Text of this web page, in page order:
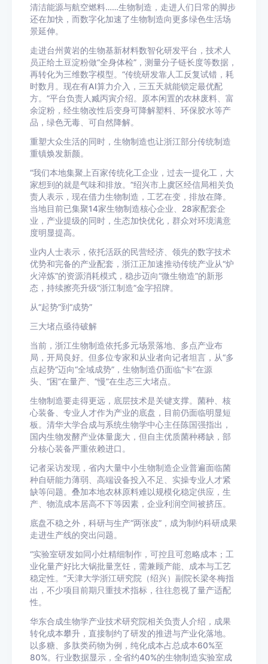
清洁能源与航空燃料……生物制造，走进人们日常的脚步
还在加快，而数字化加速了生物制造向更多绿色生活场
景延伸。
走进台州黄岩的生物基新材料数智化研发平台，技术人
员正给土豆淀粉做“全身体检”，测量分子链长度等数据，
再转化为三维数字模型。“传统研发靠人工反复试错，耗
时数月。现在有AI算力介入，三五天就能锁定最优配
方。”平台负责人臧丙寅介绍。原本闲置的农林废料、富
余淀粉，经生物改性后变身可降解塑料、环保胶水等产
品，绿色无毒、可自然降解。
重塑大众生活的同时，生物制造也让浙江部分传统制造
重镇焕发新颜。
“我们本地集聚上百家传统化工企业，过去一提化工，大
家想到的就是气味和排放。”绍兴市上虞区经信局相关负
责人表示，现在借力生物制造，工艺在变，排放在降。
当地目前已集聚14家生物制造核心企业、28家配套企
业，产业提级的同时，生态加快优化，群众对环境满意
度明显提高。
业内人士表示，依托活跃的民营经济、领先的数字技术
优势和完备的产业配套，浙江正加速推动传统产业从“炉
火淬炼”的资源消耗模式，稳步迈向“微生物造”的新形
态，持续擦亮升级“浙江制造”金字招牌。
从“起势”到“成势”
三大堵点亟待破解
当前，浙江生物制造依托多元场景落地、多点产业布
局，开局良好。但多位专家和从业者向记者坦言，从“多
点起势”迈向“全域成势”，生物制造仍面临“卡”在源
头、“困”在量产、“慢”在生态三大堵点。
生物制造要走得更远，底层技术是关键支撑。菌种、核
心装备、专业人才作为产业的底盘，目前仍面临明显短
板。清华大学合成与系统生物学中心主任陈国强指出，
国内生物发酵产业体量庞大，但自主优质菌种稀缺，部
分核心装备严重依赖进口。
记者采访发现，省内大量中小生物制造企业普遍面临菌
种自研能力薄弱、高端设备投入不足、实操专业人才紧
缺等问题。叠加本地农林原料难以规模化稳定供应，生
产、物流成本居高不下等因素，企业利润空间被挤压。
底盘不稳之外，科研与生产“两张皮”，成为制约科研成果
走进生产线的突出问题。
“实验室研发如同小灶精细制作，可控且可忽略成本；工
业化量产好比大锅批量烹饪，需兼顾产能、成本与工艺
稳定性。”天津大学浙江研究院（绍兴）副院长梁冬梅指
出，不少项目前期只重技术指标，往往忽视了量产适配
性。
华东合成生物学产业技术研究院相关负责人介绍，成果
转化成本攀升，直接制约了研发的推进与产业化落地。
以多糖、多肽类药物为例，纯化成本占总成本60%至
80%。行业数据显示，全省约40%的生物制造实验室成